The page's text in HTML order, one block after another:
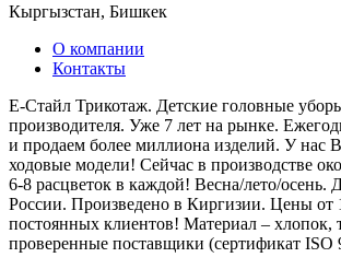
Кыргызстан, Бишкек
О компании
Контакты
Е-Стайл Трикотаж. Детские головные
производителя. Уже 7 лет на рынке.
и продаем более миллиона изделий. У нас
ходовые модели! Сейчас в производстве
6-8 расцветок в каждой! Весна/лето/осень.
России. Произведено в Киргизии. Цены от
постоянных клиентов! Материал – хлопок,
проверенные поставщики (сертификат ISO